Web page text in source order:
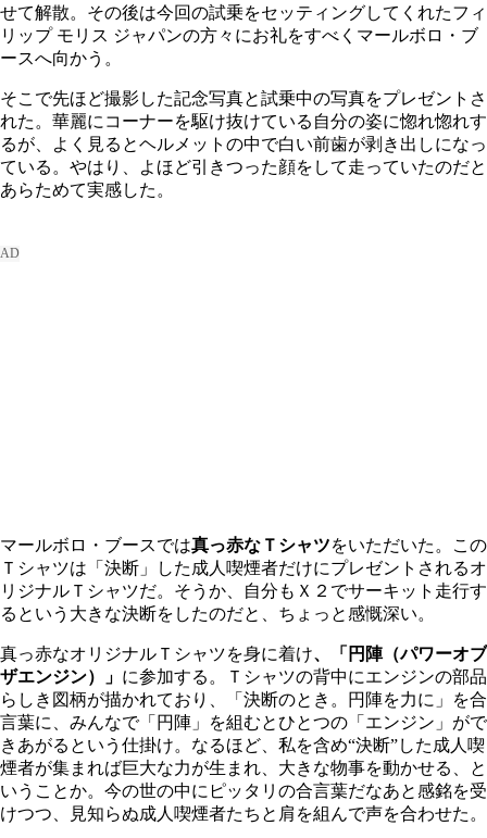
せて解散。その後は今回の試乗をセッティングしてくれたフィ
リップ モリス ジャパンの方々にお礼をすべくマールボロ・ブ
ースへ向かう。
そこで先ほど撮影した記念写真と試乗中の写真をプレゼントさ
れた。華麗にコーナーを駆け抜けている自分の姿に惚れ惚れす
るが、よく見るとヘルメットの中で白い前歯が剥き出しになっ
ている。やはり、よほど引きつった顔をして走っていたのだと
あらためて実感した。
マールボロ・ブースでは真っ赤なＴシャツをいただいた。この
Ｔシャツは「決断」した成人喫煙者だけにプレゼントされるオ
リジナルＴシャツだ。そうか、自分もＸ２でサーキット走行す
るという大きな決断をしたのだと、ちょっと感慨深い。
真っ赤なオリジナルＴシャツを身に着け、「円陣（パワーオブ
ザエンジン）」 に参加する。Ｔシャツの背中にエンジンの部品
らしき図柄が描かれており、「決断のとき。円陣を力に」を合
言葉に、みんなで「円陣」を組むとひとつの「エンジン」がで
きあがるという仕掛け。なるほど、私を含め“決断”した成人喫
煙者が集まれば巨大な力が生まれ、大きな物事を動かせる、と
いうことか。今の世の中にピッタリの合言葉だなあと感銘を受
けつつ、見知らぬ成人喫煙者たちと肩を組んで声を合わせた。